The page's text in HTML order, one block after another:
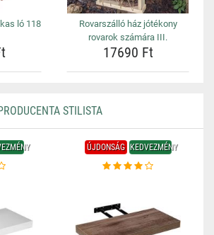
ló 118
Rovarszálló ház jótékony
rovarok számára III.
17690 Ft
STILISTA
ÚJDONSÁG KEDVEZMÉNY